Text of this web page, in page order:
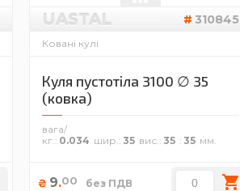
UASTAL 310845
Ковані кулі
Куля пустотіла 3100 ∅ 35
(ковка)
вага/
кг. 0.034 шир. 35 вис. 35 35
₴ 9.00 без ПДВ